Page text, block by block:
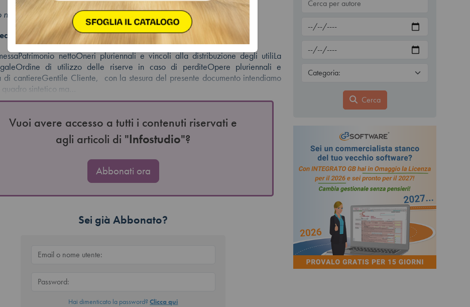
n. 18 del 15.05.2026
Fiscal Focus
nettoOneri pluriennali e vincoli alla distribuzione degli utiliLa
di utilizzo delle riserve in caso di perditeOpere pluriennali e
di cantiereGentile Cliente, con la stesura del presente documento intendiamo
sintetico ma…
Vuoi avere accesso a tutti i contenuti riservati e
agli articoli di "Infostudio"?
Abbonati ora
Sei già Abbonato?
Hai dimenticato la password?Clicca qui
Cerca